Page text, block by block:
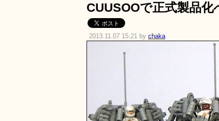
CUUSOOで正式製品化
2013.11.07 15:21 by chaka